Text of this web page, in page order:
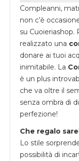
Compleanni,
non c’è
su Cuoieriashop.
realizzato una
donare ai tuoi
inimitabile. La
è un plus
che va oltre il
senza ombra di
perfezione!
Che regalo
Lo stile
possibilità di